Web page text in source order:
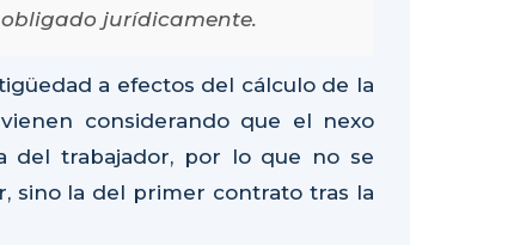
jurídicamente.
a efectos del cálculo de la
considerando que el nexo
del trabajador, por lo que no se
sino la del primer contrato tras la